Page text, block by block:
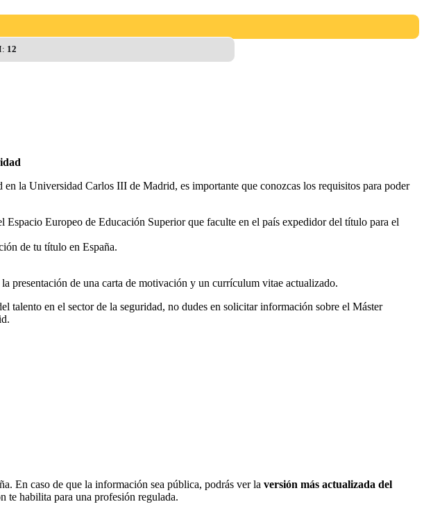
12
la Universidad Carlos III de Madrid, es importante que conozcas los requisitos para poder
Europeo de Educación Superior que faculte en el país expedidor del título para el
de tu título en España.
presentación de una carta de motivación y un currículum vitae actualizado.
talento en el sector de la seguridad, no dudes en solicitar información sobre el Máster
En caso de que la información sea pública, podrás ver la versión más actualizada del
te habilita para una profesión regulada.